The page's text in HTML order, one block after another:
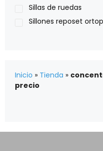
Xiehe Medical
Sillas de ruedas
Sillones reposet
Inicio » Tienda »
precio